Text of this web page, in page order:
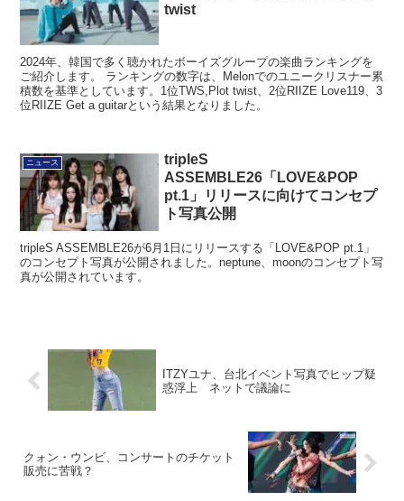
twist
2024年、韓国で多く聴かれたボーイズグループの楽曲ランキングを
ご紹介します。 ランキングの数字は、Melonでのユニークリスナー累
積数を基準としています。1位TWS,Plot twist、2位RIIZE Love119、3
位RIIZE Get a guitarという結果となりました。
ニュース
tripleS
ASSEMBLE26「LOVE&POP
pt.1」リリースに向けてコンセプ
ト写真公開
tripleS ASSEMBLE26が6月1日にリリースする「LOVE&POP pt.1」
のコンセプト写真が公開されました。neptune、moonのコンセプト写
真が公開されています。
ITZYユナ、台北イベント写真でヒップ疑
惑浮上 ネットで議論に
クォン・ウンビ、コンサートのチケット
販売に苦戦？